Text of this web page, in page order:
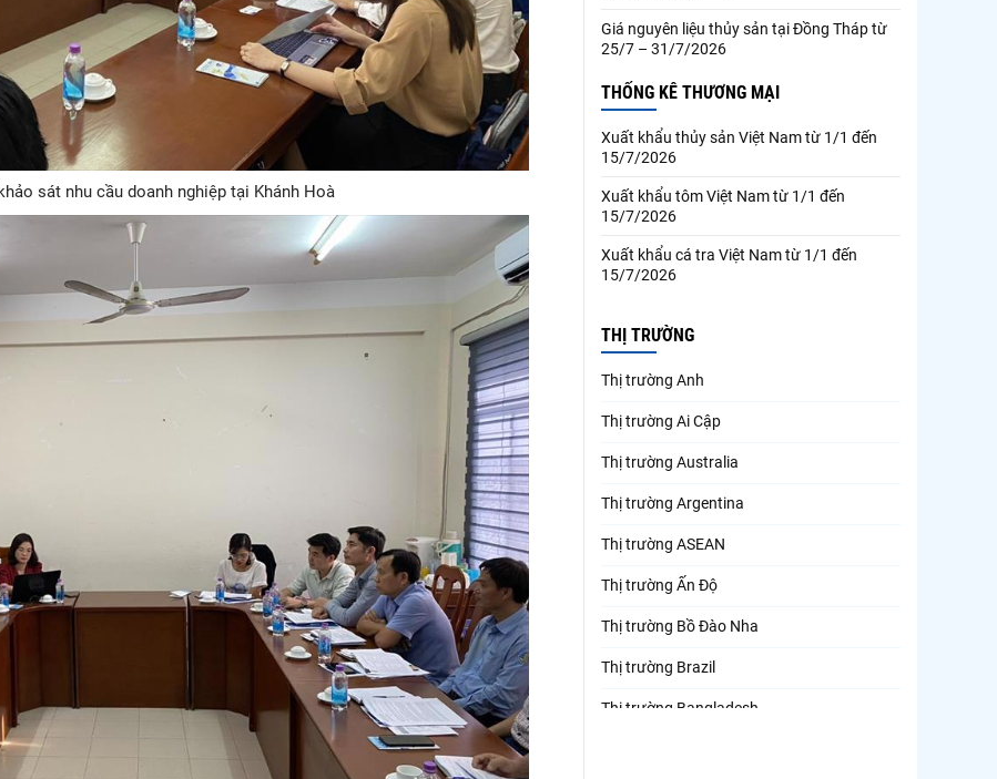
sát nhu cầu doanh nghiệp tại Khánh Hoà
Giá nguyên liệu thủy sản tại Đồng Tháp từ
25/7 – 31/7/2026
THỐNG KÊ THƯƠNG MẠI
Xuất khẩu thủy sản Việt Nam từ 1/1 đến
15/7/2026
Xuất khẩu tôm Việt Nam từ 1/1 đến
15/7/2026
Xuất khẩu cá tra Việt Nam từ 1/1 đến
15/7/2026
THỊ TRƯỜNG
Thị trường Anh
Thị trường Ai Cập
Thị trường Australia
Thị trường Argentina
Thị trường ASEAN
Thị trường Ấn Độ
Thị trường Bồ Đào Nha
Thị trường Brazil
Thị trường Bangladesh